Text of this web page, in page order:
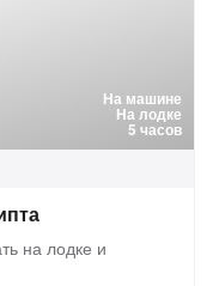
На машине
На лодке
5 часов
на лодке и